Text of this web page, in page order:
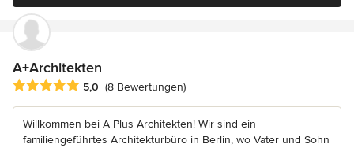
A+Architekten
Durchschnittliche Bewertung: 5 von 5 Sternen
5,0 (8 Bewertungen)
Willkommen bei A Plus Architekten! Wir sind ein
familiengeführtes Architekturbüro in Berlin, wo Vater und Sohn